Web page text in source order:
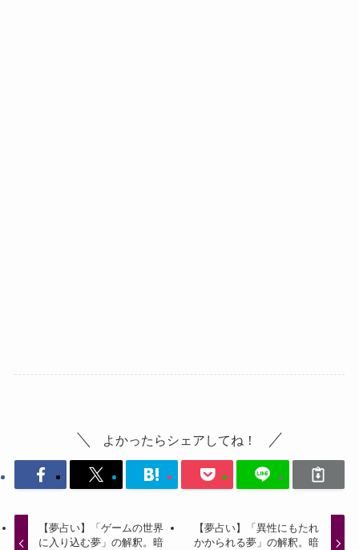
よかったらシェアしてね！
【夢占い】「ゲームの世界
に入り込む夢」の解釈。暗
【夢占い】「異性にもたれ
かかられる夢」の解釈。暗